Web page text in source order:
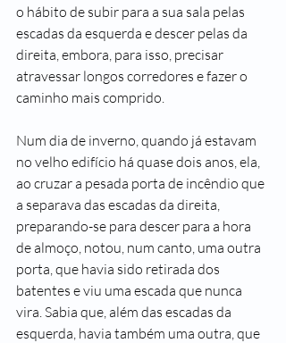
o hábito de subir para a sua sala pelas
escadas da esquerda e descer pelas da
direita, embora, para isso, precisar
atravessar longos corredores e fazer o
caminho mais comprido.
Num dia de inverno, quando já estavam
no velho edifício há quase dois anos, ela,
ao cruzar a pesada porta de incêndio que
a separava das escadas da direita,
preparando-se para descer para a hora
de almoço, notou, num canto, uma outra
porta, que havia sido retirada dos
batentes e viu uma escada que nunca
vira. Sabia que, além das escadas da
esquerda, havia também uma outra, que